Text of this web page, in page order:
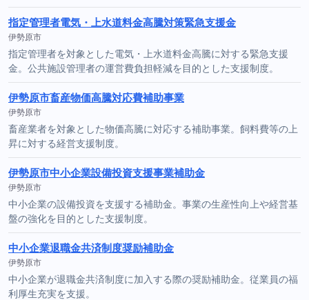
指定管理者電気・上水道料金高騰対策緊急支援金
伊勢原市
指定管理者を対象とした電気・上水道料金高騰に対する緊急支援
金。公共施設管理者の運営費負担軽減を目的とした支援制度。
伊勢原市畜産物価高騰対応費補助事業
伊勢原市
畜産業者を対象とした物価高騰に対応する補助事業。飼料費等の上
昇に対する経営支援制度。
伊勢原市中小企業設備投資支援事業補助金
伊勢原市
中小企業の設備投資を支援する補助金。事業の生産性向上や経営基
盤の強化を目的とした支援制度。
中小企業退職金共済制度奨励補助金
伊勢原市
中小企業が退職金共済制度に加入する際の奨励補助金。従業員の福
利厚生充実を支援。